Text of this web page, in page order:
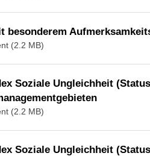
besonderem
(2.2 MB)
Soziale Ungleichheit
(2.2 MB)
Soziale Ungleichheit